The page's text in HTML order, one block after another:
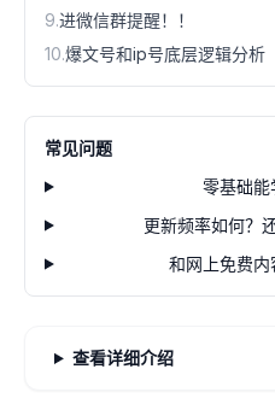
9.进微信群提醒！！
10.爆文号和ip号底层逻辑分析
常见问题
零基础能
更新频率如何？
和网上免费内
查看详细介绍